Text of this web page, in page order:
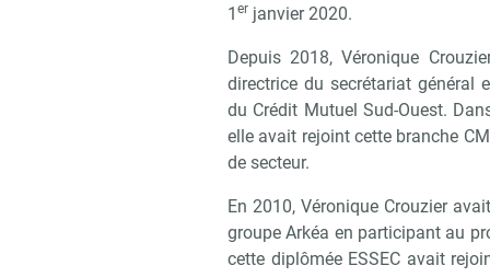
1 er janvier 2020.
Depuis 2018, Véronique
directrice du secrétariat général
du Crédit Mutuel Sud-Ouest.
elle avait rejoint cette branche
de secteur.
En 2010, Véronique Crouzier
groupe Arkéa en participant au
cette diplômée ESSEC avait